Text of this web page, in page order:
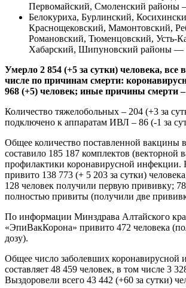
Первомайский, Смоленский районы
Белокуриха, Бурлинский,
Краснощековский, Мамонтовский,
Романовский, Тюменцовский, Усть-
Хабарский, Шипуновский районы —
Умерло 2 854 (+5 за сутки) человека, все
числе по причинам смерти:
968 (+5) человек; иные причины смерти –
Количество тяжелобольных – 204 (+3 за
подключено к аппаратам ИВЛ – 86 (-1 за
Общее количество поставленной вакцины
составило 185 187 комплектов (векторной
профилактики коронавирусной инфекции.
привито 138 773 (+ 5 203 за сутки)
128 человек получили первую прививку;
полностью привиты (получили две
По информации Минздрава Алтайского
«ЭпиВакКорона» привито 472 человека
дозу).
Общее число заболевших коронавирусной
составляет 48 459 человек, в том числе 3
Выздоровели всего 43 442 (+60 за сутки)